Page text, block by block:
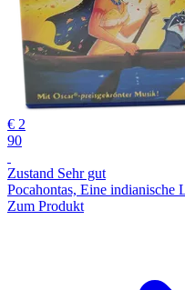
€ 2
90
Zustand Sehr gut
Pocahontas, Eine
Zum Produkt